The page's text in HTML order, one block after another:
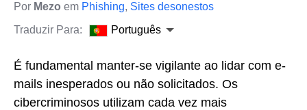
Por Mezo em Phishing, Sites desonestos
Traduzir Para:
Português
É fundamental manter-se vigilante ao lidar com e-
mails inesperados ou não solicitados. Os
cibercriminosos utilizam cada vez mais